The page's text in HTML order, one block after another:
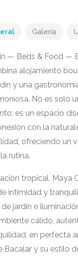
Galería
— Beds & Food —
alojamiento
y una
No es solo
es un espacio
con la
ofreciendo un
rutina.
tropical, Maya
intimidad y
jardín e
cálido,
en perfecta
Bacalar y su estilo